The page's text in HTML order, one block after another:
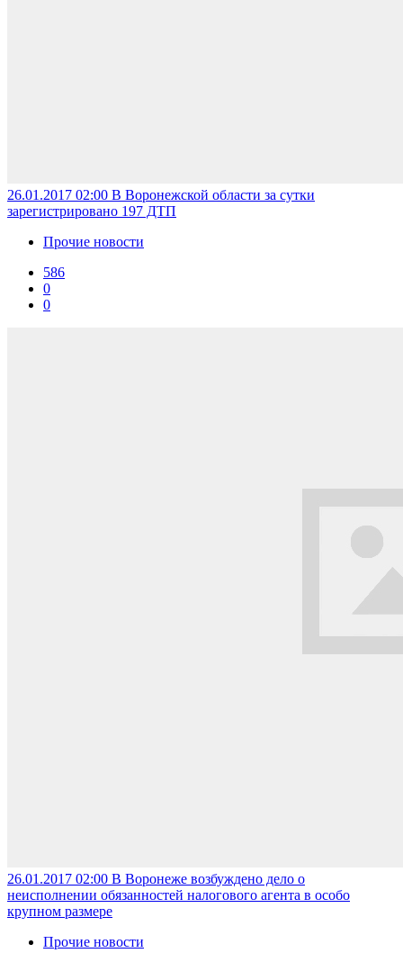
26.01.2017 02:00 В Воронежской области за сутки
зарегистрировано 197 ДТП
Прочие новости
586
0
0
26.01.2017 02:00 В Воронеже возбуждено дело о
неисполнении обязанностей налогового агента в особо
крупном размере
Прочие новости